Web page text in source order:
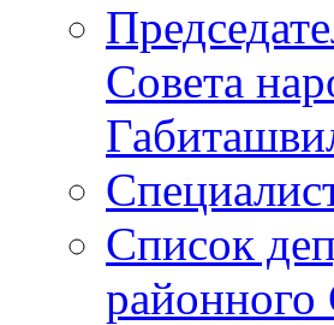
Совета
Список
районного